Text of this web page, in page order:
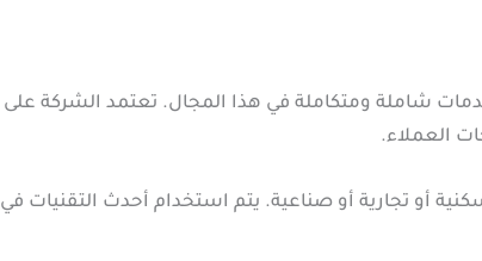
شاملة ومتكاملة في هذا المجال. تعتمد الشركة على
العملاء.
أو تجارية أو صناعية. يتم استخدام أحدث التقنيات في